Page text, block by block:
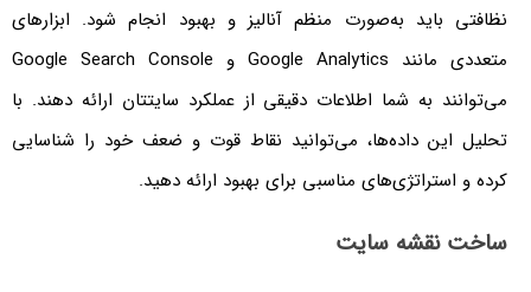
نظافتی باید به‌صورت منظم آنالیز و بهبود انجام شود. ابزارهای
متعددی مانند Google Analytics و Google Search Console
می‌توانند به شما اطلاعات دقیقی از عملکرد سایتتان ارائه دهند. با
تحلیل این داده‌ها، می‌توانید نقاط قوت و ضعف خود را شناسایی
کرده و استراتژی‌های مناسبی برای بهبود ارائه دهید.
ساخت نقشه سایت